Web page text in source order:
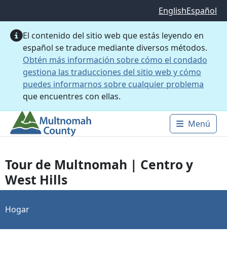
EnglishEspañol
El contenido del sitio web que estás leyendo en
español se traduce mediante diversos métodos.
Obtén más información sobre cómo el condado
gestiona las traducciones del sitio web y cómo
puedes informarnos sobre cualquier problema
que encuentres con ellas.
Main
Menú
Tour de Multnomah | Centro y
West Hills
Hogar